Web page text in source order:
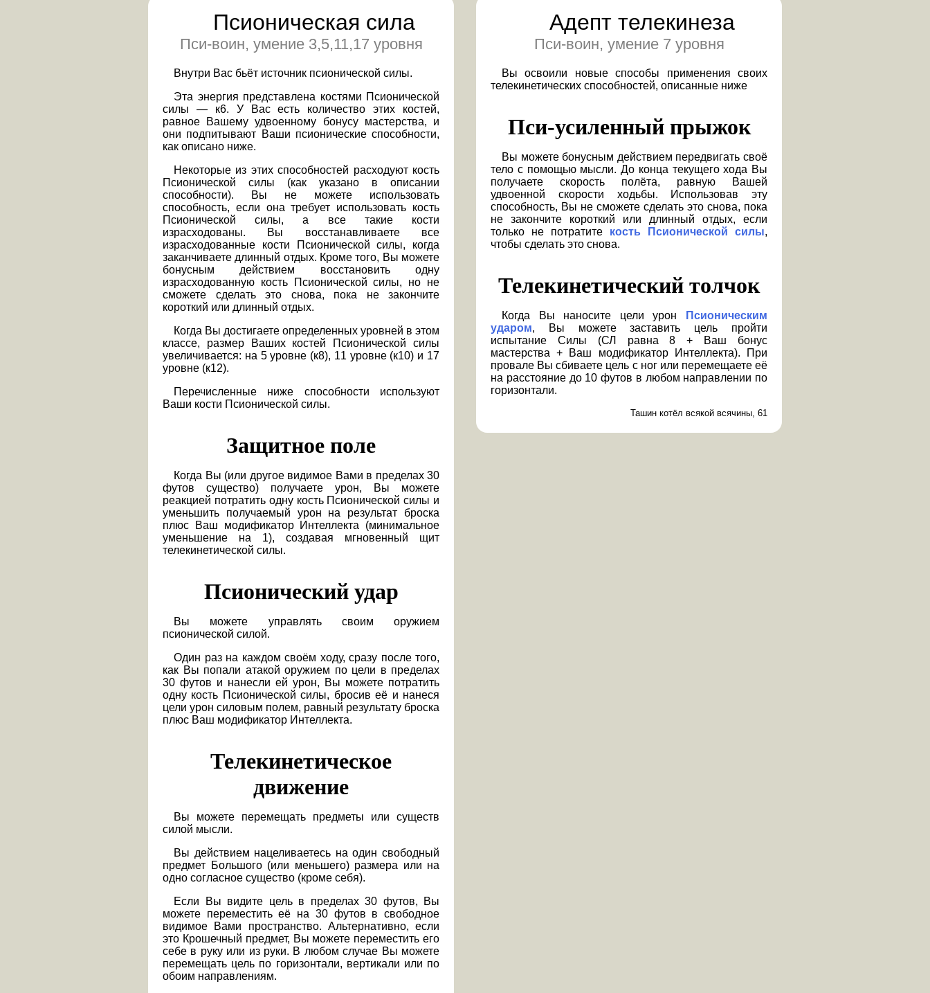
Псионическая сила
Пси-воин, умение 3,5,11,17 уровня
Внутри Вас бьёт источник псионической силы.
Эта энергия представлена костями Псионической
силы — к6. У Вас есть количество этих костей,
равное Вашему удвоенному бонусу мастерства, и
они подпитывают Ваши псионические способности,
как описано ниже.
Некоторые из этих способностей расходуют кость
Псионической силы (как указано в описании
способности). Вы не можете использовать
способность, если она требует использовать кость
Псионической силы, а все такие кости
израсходованы. Вы восстанавливаете все
израсходованные кости Псионической силы, когда
заканчиваете длинный отдых. Кроме того, Вы можете
бонусным действием восстановить одну
израсходованную кость Псионической силы, но не
сможете сделать это снова, пока не закончите
короткий или длинный отдых.
Когда Вы достигаете определенных уровней в этом
классе, размер Ваших костей Псионической силы
увеличивается: на 5 уровне (к8), 11 уровне (к10) и 17
уровне (к12).
Перечисленные ниже способности используют
Ваши кости Псионической силы.
Защитное поле
Когда Вы (или другое видимое Вами в пределах 30
футов существо) получаете урон, Вы можете
реакцией потратить одну кость Псионической силы и
уменьшить получаемый урон на результат броска
плюс Ваш модификатор Интеллекта (минимальное
уменьшение на 1), создавая мгновенный щит
телекинетической силы.
Псионический удар
Вы можете управлять своим оружием
псионической силой.
Один раз на каждом своём ходу, сразу после того,
как Вы попали атакой оружием по цели в пределах
30 футов и нанесли ей урон, Вы можете потратить
одну кость Псионической силы, бросив её и нанеся
цели урон силовым полем, равный результату броска
плюс Ваш модификатор Интеллекта.
Телекинетическое
движение
Вы можете перемещать предметы или существ
силой мысли.
Вы действием нацеливаетесь на один свободный
предмет Большого (или меньшего) размера или на
одно согласное существо (кроме себя).
Если Вы видите цель в пределах 30 футов, Вы
можете переместить её на 30 футов в свободное
видимое Вами пространство. Альтернативно, если
это Крошечный предмет, Вы можете переместить его
себе в руку или из руки. В любом случае Вы можете
перемещать цель по горизонтали, вертикали или по
обоим направлениям.
Адепт телекинеза
Пси-воин, умение 7 уровня
Вы освоили новые способы применения своих
телекинетических способностей, описанные ниже
Пси-усиленный прыжок
Вы можете бонусным действием передвигать своё
тело с помощью мысли. До конца текущего хода Вы
получаете скорость полёта, равную Вашей
удвоенной скорости ходьбы. Использовав эту
способность, Вы не сможете сделать это снова, пока
не закончите короткий или длинный отдых, если
только не потратите кость Псионической силы,
чтобы сделать это снова.
Телекинетический толчок
Когда Вы наносите цели урон
Псионическим
ударом, Вы можете заставить цель пройти
испытание Силы (СЛ равна 8 + Ваш бонус
мастерства + Ваш модификатор Интеллекта). При
провале Вы сбиваете цель с ног или перемещаете её
на расстояние до 10 футов в любом направлении по
горизонтали.
Ташин котёл всякой всячины, 61